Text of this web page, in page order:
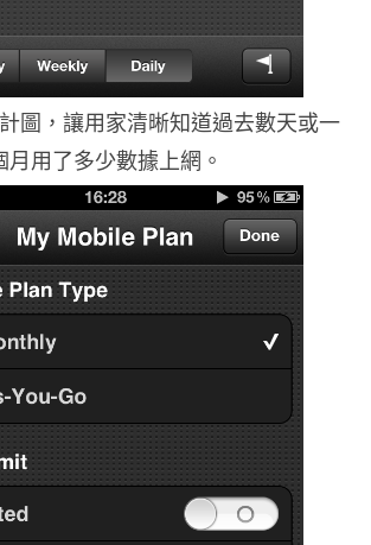
圖，讓用家清晰知道過去數天或一
月用了多少數據上網。